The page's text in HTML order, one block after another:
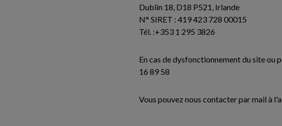
Dublin 18, D18 P521, Irlande
N° SIRET : 419 423 728 00015
Tél. :+353 1 295 3826
En cas de dysfonctionnement du site ou
16 89 58
Vous pouvez nous contacter par mail à